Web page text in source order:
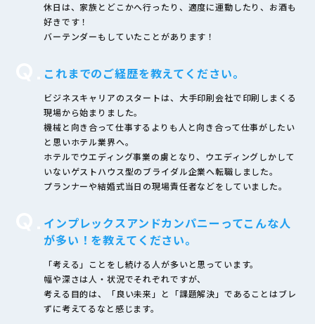
休日は、家族とどこかへ行ったり、適度に運動したり、お酒も
好きです！
バーテンダーもしていたことがあります！
これまでのご経歴を教えてください。
ビジネスキャリアのスタートは、大手印刷会社で印刷しまくる
現場から始まりました。
機械と向き合って仕事するよりも人と向き合って仕事がしたい
と思いホテル業界へ。
ホテルでウエディング事業の虜となり、ウエディングしかして
いないゲストハウス型のブライダル企業へ転職しました。
プランナーや結婚式当日の現場責任者などをしていました。
インプレックスアンドカンパニーってこんな人
が多い！を教えてください。
「考える」ことをし続ける人が多いと思っています。
幅や深さは人・状況でそれぞれですが、
考える目的は、「良い未来」と「課題解決」であることはブレ
ずに考えてるなと感じます。